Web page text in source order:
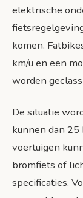
elektrische
komen.
km/u en een
worden
De situatie
kunnen dan 25
voertuigen
bromfiets of
specificaties.